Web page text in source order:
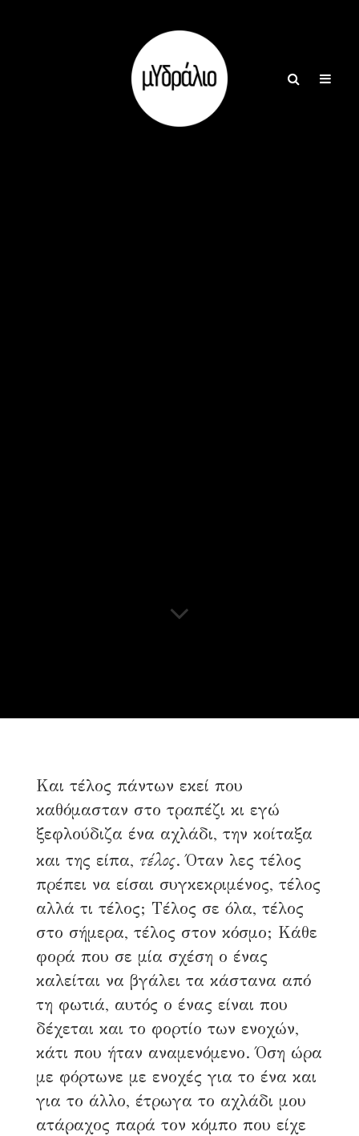
Και τέλος πάντων εκεί που
καθόμασταν στο τραπέζι κι εγώ
ξεφλούδιζα ένα αχλάδι, την κοίταξα
και της είπα, τέλος. Όταν λες τέλος
πρέπει να είσαι συγκεκριμένος, τέλος
αλλά τι τέλος; Τέλος σε όλα, τέλος
στο σήμερα, τέλος στον κόσμο; Κάθε
φορά που σε μία σχέση ο ένας
καλείται να βγάλει τα κάστανα από
τη φωτιά, αυτός ο ένας είναι που
δέχεται και το φορτίο των ενοχών,
κάτι που ήταν αναμενόμενο. Όση ώρα
με φόρτωνε με ενοχές για το ένα και
για το άλλο, έτρωγα το αχλάδι μου
ατάραχος παρά τον κόμπο που είχε